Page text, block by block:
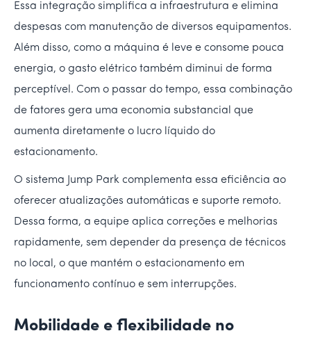
Essa integração simplifica a infraestrutura e elimina
despesas com manutenção de diversos equipamentos.
Além disso, como a máquina é leve e consome pouca
energia, o gasto elétrico também diminui de forma
perceptível. Com o passar do tempo, essa combinação
de fatores gera uma economia substancial que
aumenta diretamente o lucro líquido do
estacionamento.
O sistema Jump Park complementa essa eficiência ao
oferecer atualizações automáticas e suporte remoto.
Dessa forma, a equipe aplica correções e melhorias
rapidamente, sem depender da presença de técnicos
no local, o que mantém o estacionamento em
funcionamento contínuo e sem interrupções.
Mobilidade e flexibilidade no